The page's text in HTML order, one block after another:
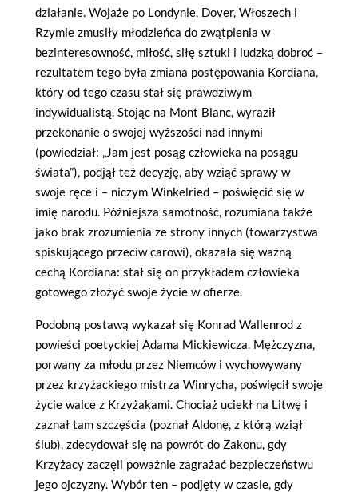
działanie. Wojaże po Londynie, Dover, Włoszech i
Rzymie zmusiły młodzieńca do zwątpienia w
bezinteresowność, miłość, siłę sztuki i ludzką dobroć –
rezultatem tego była zmiana postępowania Kordiana,
który od tego czasu stał się prawdziwym
indywidualistą. Stojąc na Mont Blanc, wyraził
przekonanie o swojej wyższości nad innymi
(powiedział: „Jam jest posąg człowieka na posągu
świata”), podjął też decyzję, aby wziąć sprawy w
swoje ręce i – niczym Winkelried – poświęcić się w
imię narodu. Późniejsza samotność, rozumiana także
jako brak zrozumienia ze strony innych (towarzystwa
spiskującego przeciw carowi), okazała się ważną
cechą Kordiana: stał się on przykładem człowieka
gotowego złożyć swoje życie w ofierze.
Podobną postawą wykazał się Konrad Wallenrod z
powieści poetyckiej Adama Mickiewicza. Mężczyzna,
porwany za młodu przez Niemców i wychowywany
przez krzyżackiego mistrza Winrycha, poświęcił swoje
życie walce z Krzyżakami. Chociaż uciekł na Litwę i
zaznał tam szczęścia (poznał Aldonę, z którą wziął
ślub), zdecydował się na powrót do Zakonu, gdy
Krzyżacy zaczęli poważnie zagrażać bezpieczeństwu
jego ojczyzny. Wybór ten – podjęty w czasie, gdy